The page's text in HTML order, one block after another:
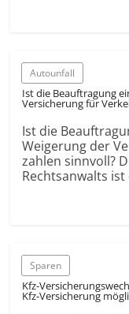
Autounfall
Ist die Beauftragung
Versicherung für
Ist die
Weigerung der
zahlen sinnvoll?
Rechtsanwalts
Sparen
Kfz-
Kfz-Versicherung